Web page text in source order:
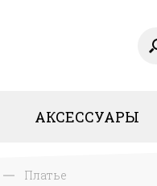
АКСЕССУАРЫ
Платье